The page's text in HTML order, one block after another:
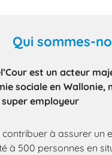
Qui sommes-
est un acteur
sociale en Wallonie,
employeur
contribuer à assurer un
à 500 personnes en